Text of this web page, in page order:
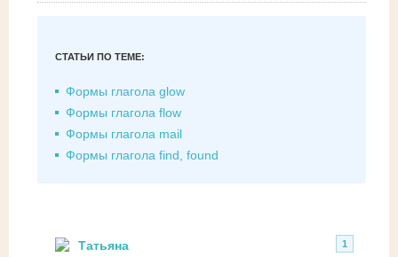
СТАТЬИ ПО ТЕМЕ:
Формы глагола glow
Формы глагола flow
Формы глагола mail
Формы глагола find, found
1
Татьяна